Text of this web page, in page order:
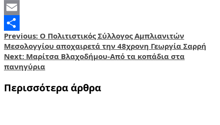
X
Email
Share
Post
navigation
Previous: Ο Πολιτιστικός Σύλλογος Αμπλιανιτών
Μεσολογγίου αποχαιρετά την 48χρονη Γεωργία Σαρρή
Next: Μαρίτσα Βλαχοδήμου-Από τα κοπάδια στα
πανηγύρια
Περισσότερα άρθρα